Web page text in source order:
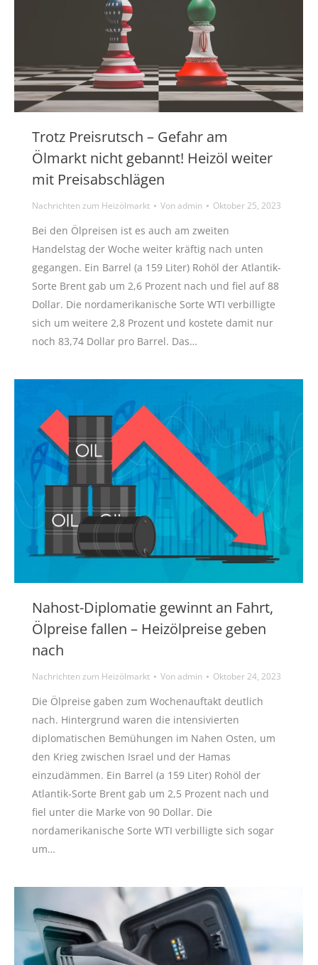
Trotz Preisrutsch – Gefahr am
Ölmarkt nicht gebannt! Heizöl weiter
mit Preisabschlägen
Nachrichten zum Heizölmarkt Vonadmin Oktober 25, 2023
Bei den Ölpreisen ist es auch am zweiten
Handelstag der Woche weiter kräftig nach unten
gegangen. Ein Barrel (a 159 Liter) Rohöl der Atlantik-
Sorte Brent gab um 2,6 Prozent nach und fiel auf 88
Dollar. Die nordamerikanische Sorte WTI verbilligte
sich um weitere 2,8 Prozent und kostete damit nur
noch 83,74 Dollar pro Barrel. Das…
Nahost-Diplomatie gewinnt an Fahrt,
Ölpreise fallen – Heizölpreise geben
nach
Nachrichten zum Heizölmarkt Vonadmin Oktober 24, 2023
Die Ölpreise gaben zum Wochenauftakt deutlich
nach. Hintergrund waren die intensivierten
diplomatischen Bemühungen im Nahen Osten, um
den Krieg zwischen Israel und der Hamas
einzudämmen. Ein Barrel (a 159 Liter) Rohöl der
Atlantik-Sorte Brent gab um 2,5 Prozent nach und
fiel unter die Marke von 90 Dollar. Die
nordamerikanische Sorte WTI verbilligte sich sogar
um…